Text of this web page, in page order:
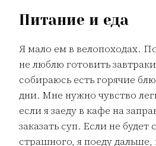
Питание и еда
Я мало ем в велопоходах.
не люблю готовить
собираюсь есть горячие
дни. Мне нужно чувство
если я заеду в кафе на
заказать суп. Если не будет
страшного, я поеду